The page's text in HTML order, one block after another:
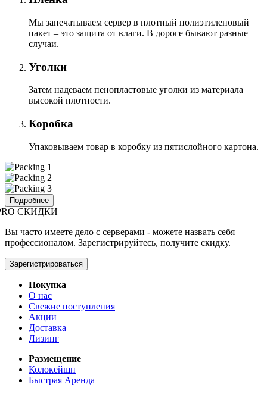
Мы запечатываем сервер в плотный полиэтиленовый
пакет – это защита от влаги. В дороге бывают разные
случаи.
Уголки
Затем надеваем пенопластовые уголки из материала
высокой плотности.
Коробка
Упаковываем товар в коробку из пятислойного картона.
Подробнее
СКИДКИ
Вы часто имеете дело с серверами - можете назвать себя
профессионалом. Зарегистрируйтесь, получите скидку.
Зарегистрироваться
Покупка
О нас
Свежие поступления
Акции
Доставка
Лизинг
Размещение
Колокейшн
Быстрая Аренда